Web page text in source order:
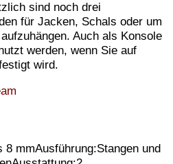
sind noch drei
für Jacken, Schals oder um
Auch als Konsole
werden, wenn Sie auf
wird.
mmAusführung:Stangen und